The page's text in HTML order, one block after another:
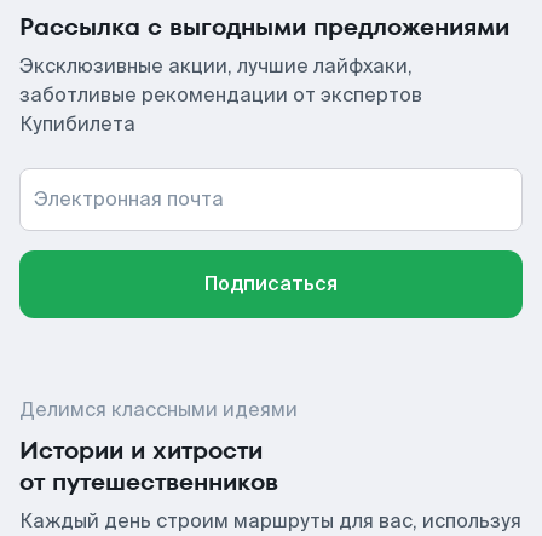
Рассылка с выгодными предложениями
Эксклюзивные акции, лучшие лайфхаки,
заботливые рекомендации от экспертов
Купибилета
Электронная почта
Подписаться
Делимся классными идеями
Истории и хитрости
от путешественников
Каждый день строим маршруты для вас, используя